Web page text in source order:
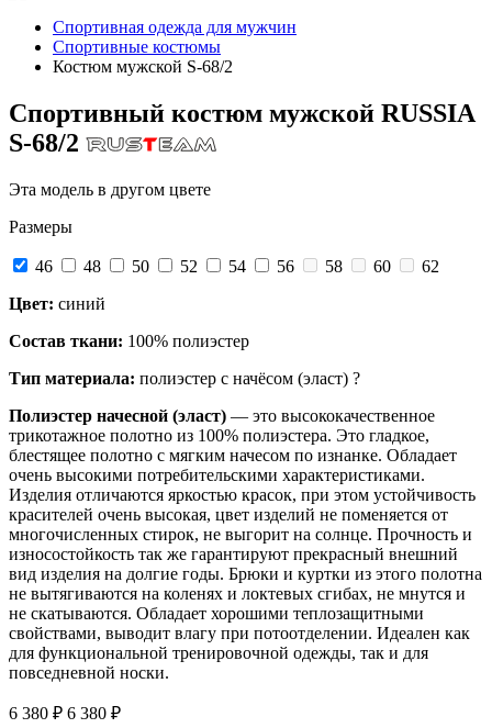
Спортивная одежда для мужчин
Спортивные костюмы
Костюм мужской S-68/2
Спортивный костюм мужской RUSSIA
S-68/2
Эта модель в другом цвете
Размеры
46 48 50 52 54 56 58 60
62
Цвет: синий
Состав ткани: 100% полиэстер
Тип материала: полиэстер с начёсом (эласт) ?
Полиэстер начесной (эласт) — это высококачественное
трикотажное полотно из 100% полиэстера. Это гладкое,
блестящее полотно с мягким начесом по изнанке. Обладает
очень высокими потребительскими характеристиками.
Изделия отличаются яркостью красок, при этом устойчивость
красителей очень высокая, цвет изделий не поменяется от
многочисленных стирок, не выгорит на солнце. Прочность и
износостойкость так же гарантируют прекрасный внешний
вид изделия на долгие годы. Брюки и куртки из этого полотна
не вытягиваются на коленях и локтевых сгибах, не мнутся и
не скатываются. Обладает хорошими теплозащитными
свойствами, выводит влагу при потоотделении. Идеален как
для функциональной тренировочной одежды, так и для
повседневной носки.
6 380 ₽ 6 380 ₽